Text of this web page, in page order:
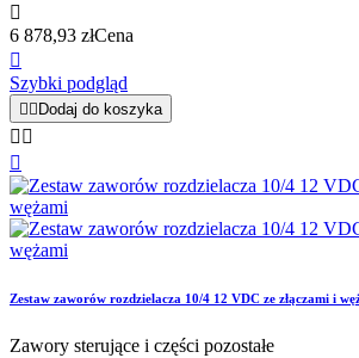

6 878,93 złCena

Szybki podgląd
  Dodaj do koszyka
 

Zestaw zaworów rozdzielacza 10/4 12 VDC ze złączami i
Zawory sterujące i części pozostałe